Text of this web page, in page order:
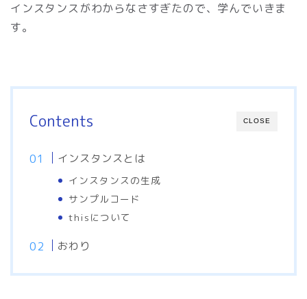
インスタンスがわからなさすぎたので、学んでいきま
す。
CLOSE
Contents
インスタンスとは
インスタンスの生成
サンプルコード
thisについて
おわり